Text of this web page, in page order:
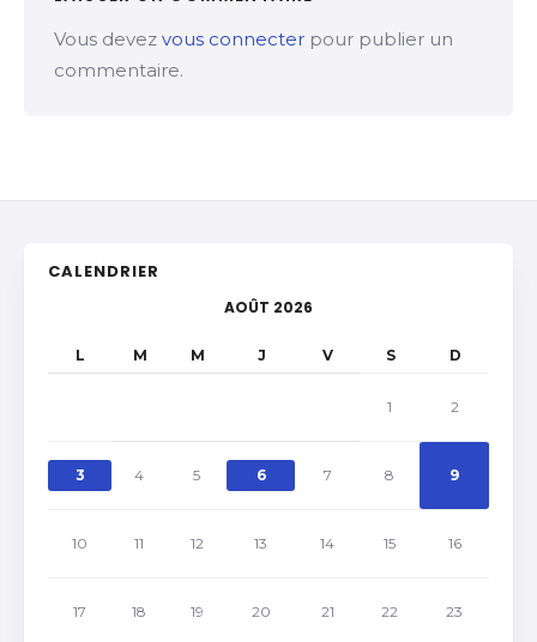
Vous devez vous connecter pour publier un
commentaire.
CALENDRIER
AOÛT 2026
L M M J V S D
1 2
3 4 5 6 7 8 9
10 11 12 13 14 15 16
17 18 19 20 21 22 23